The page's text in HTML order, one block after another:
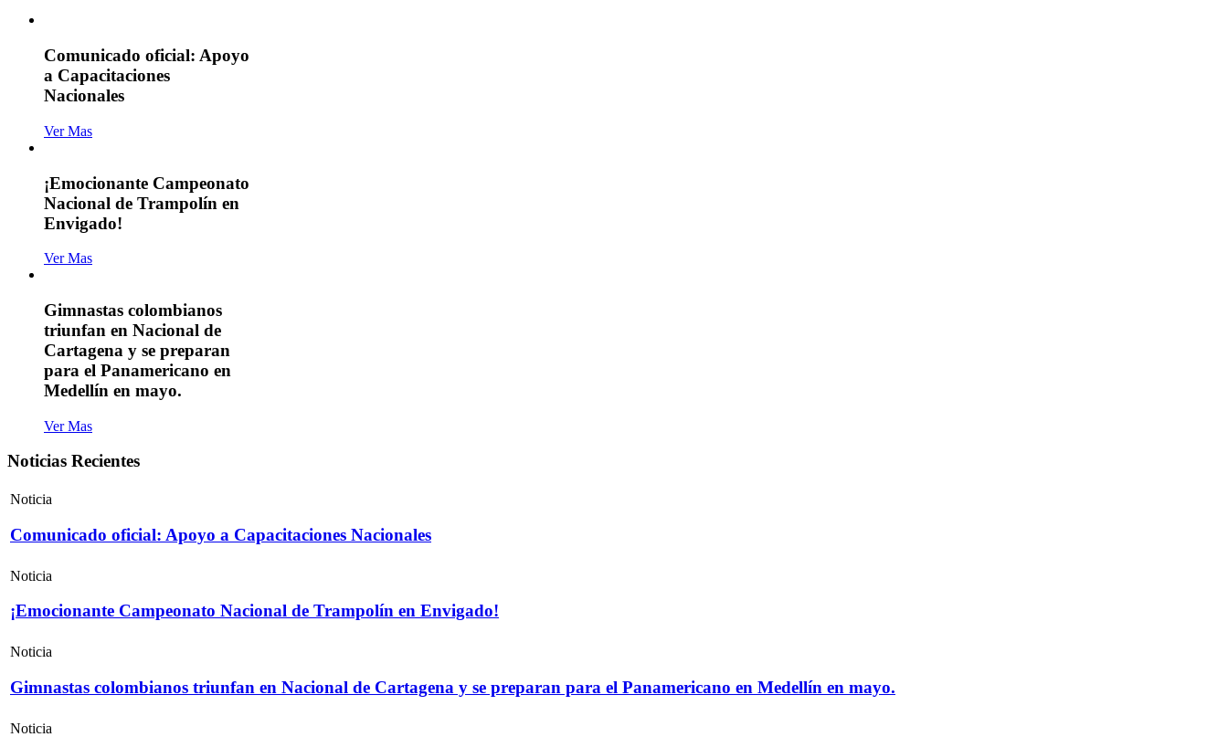
Comunicado oficial: Apoyo
a Capacitaciones
Nacionales
Ver Mas
¡Emocionante Campeonato
Nacional de Trampolín en
Envigado!
Ver Mas
Gimnastas colombianos
triunfan en Nacional de
Cartagena y se preparan
para el Panamericano en
Medellín en mayo.
Ver Mas
Noticias Recientes
Noticia
Comunicado oficial: Apoyo a Capacitaciones Nacionales
Noticia
¡Emocionante Campeonato Nacional de Trampolín en Envigado!
Noticia
Gimnastas colombianos triunfan en Nacional de Cartagena y se preparan para el Panamericano en Medellín en mayo.
Noticia